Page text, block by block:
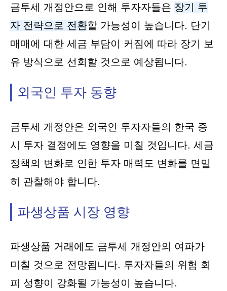
금투세 개정안으로 인해 투자자들은 장기 투
자 전략으로 전환할 가능성이 높습니다. 단기
매매에 대한 세금 부담이 커짐에 따라 장기 보
유 방식으로 선회할 것으로 예상됩니다.
외국인 투자 동향
금투세 개정안은 외국인 투자자들의 한국 증
시 투자 결정에도 영향을 미칠 것입니다. 세금
정책의 변화로 인한 투자 매력도 변화를 면밀
히 관찰해야 합니다.
파생상품 시장 영향
파생상품 거래에도 금투세 개정안의 여파가
미칠 것으로 전망됩니다. 투자자들의 위험 회
피 성향이 강화될 가능성이 높습니다.